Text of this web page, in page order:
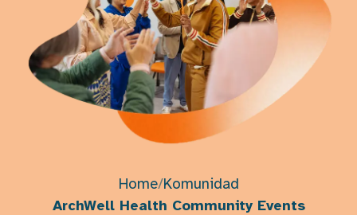
Home/Komunidad
ArchWell Health Community Events